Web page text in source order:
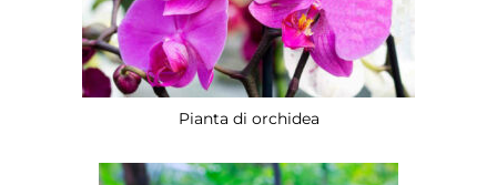
Pianta di orchidea